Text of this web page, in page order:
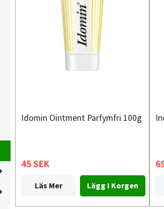
Idomin Ointment Parfymfri 100g
45 SEK
Läs Mer